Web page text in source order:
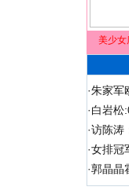
美少女
·朱家军
·白岩松
·访陈涛
·女排冠
·郭晶晶